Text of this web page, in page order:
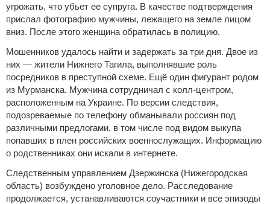
угрожать, что убьет ее супруга. В качестве подтверждения
прислал фотографию мужчины, лежащего на земле лицом
вниз. После этого женщина обратилась в полицию.
Мошенников удалось найти и задержать за три дня. Двое из
них — жители Нижнего Тагила, выполнявшие роль
посредников в преступной схеме. Ещё один фигурант родом
из Мурманска. Мужчина сотрудничал с колл-центром,
расположенным на Украине. По версии следствия,
подозреваемые по телефону обманывали россиян под
различными предлогами, в том числе под видом выкупа
попавших в плен российских военнослужащих. Информацию
о родственниках они искали в интернете.
Следственным управлением Дзержинска (Нижегородская
область) возбуждено уголовное дело. Расследование
продолжается, устанавливаются соучастники и все эпизоды